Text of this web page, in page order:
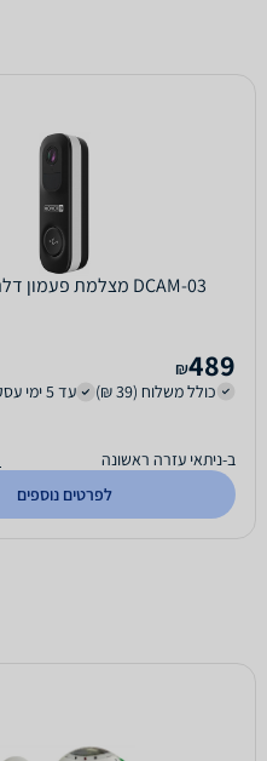
DCAM-03 מצלמת פעמון דלת אלחוטית
489
₪
כולל משלוח (39 ₪)
עד 5 ימי עסקים
ב-ניתאי עזרה ראשונה
לפרטים נוספים